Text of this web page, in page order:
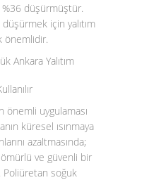
düşürmüştür.
düşürmek için yalıtım
önemlidir.
Ankara Yalıtım
önemli uygulaması
küresel ısınmaya
azaltmasında;
ve güvenli bir
soğuk